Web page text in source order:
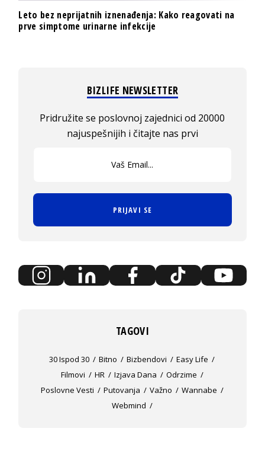
Leto bez neprijatnih iznenađenja: Kako reagovati na
prve simptome urinarne infekcije
BIZLIFE NEWSLETTER
Pridružite se poslovnoj zajednici od 20000
najuspešnijih i čitajte nas prvi
PRIJAVI SE
TAGOVI
30 Ispod 30 Bitno Bizbendovi
Easy Life
Filmovi
HR Izjava Dana
Odrzime
Poslovne Vesti
Putovanja Važno
Wannabe
Webmind